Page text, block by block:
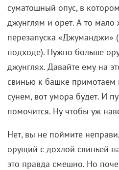
суматошный опус, в котором
джунглям и орет. А то мало
перезапуска «Джуманджи»
подходе). Нужно больше
джунглях. Давайте ему на
свинью к башке примотаем
сунем, вот умора будет. И
помочится. Ну чтобы уж
Нет, вы не поймите
орущий с дохлой свиньей
это правда смешно. Но